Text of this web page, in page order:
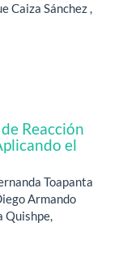
Caiza Sánchez ,
Reacción
el
Toapanta
Armando
Quishpe,